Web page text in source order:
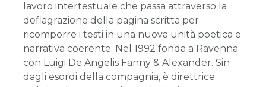
lavoro intertestuale che passa attraverso la
deflagrazione della pagina scritta per
ricomporre i testi in una nuova unità poetica e
narrativa coerente. Nel 1992 fonda a Ravenna
con Luigi De Angelis Fanny & Alexander. Sin
dagli esordi della compagnia, è direttrice